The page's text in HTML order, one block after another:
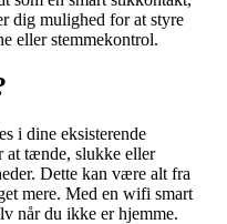
dig mulighed for at styre
eller stemmekontrol.
i dine eksisterende
at tænde, slukke eller
Dette kan være alt fra
mere. Med en wifi smart
når du ikke er hjemme.